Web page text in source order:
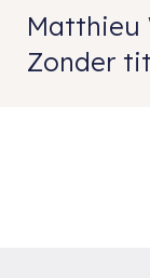
Matthieu
Zonder